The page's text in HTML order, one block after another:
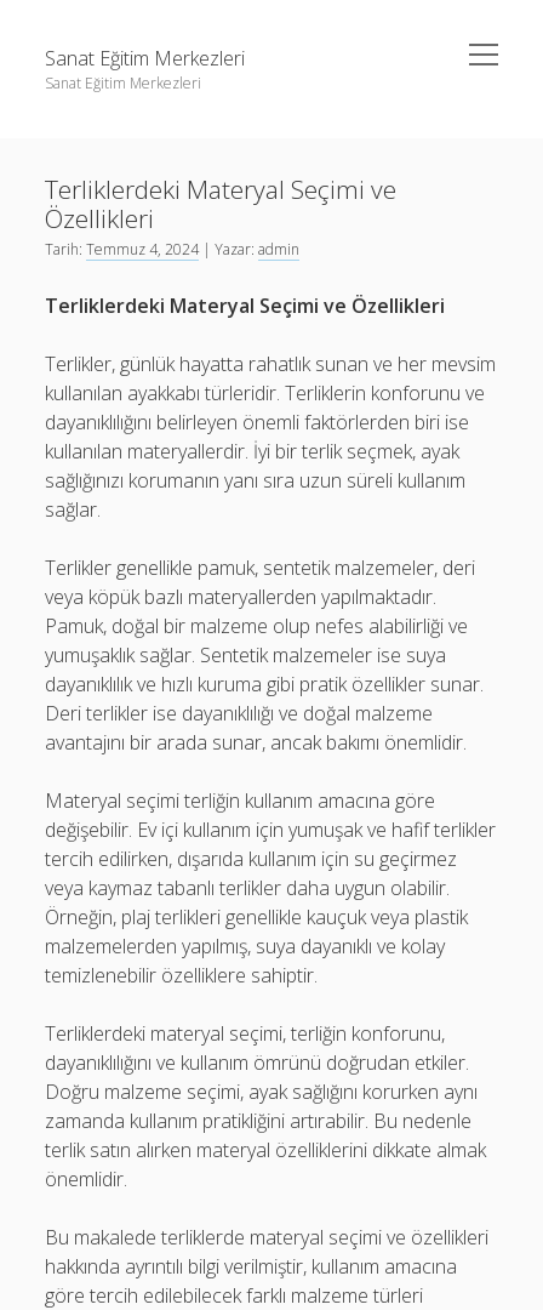
Sanat Eğitim Merkezleri
Sanat Eğitim Merkezleri
menüyü
aç
Sayfa Listesi
Youtube Abone Kasma Ücretsiz
Liste
Terliklerdeki Materyal Seçimi ve
Özellikleri
Tarih:Temmuz 4, 2024| Yazar:admin
Terliklerdeki Materyal Seçimi ve Özellikleri
Terlikler, günlük hayatta rahatlık sunan ve her mevsim
kullanılan ayakkabı türleridir. Terliklerin konforunu ve
dayanıklılığını belirleyen önemli faktörlerden biri ise
kullanılan materyallerdir. İyi bir terlik seçmek, ayak
sağlığınızı korumanın yanı sıra uzun süreli kullanım
sağlar.
Terlikler genellikle pamuk, sentetik malzemeler, deri
veya köpük bazlı materyallerden yapılmaktadır.
Pamuk, doğal bir malzeme olup nefes alabilirliği ve
yumuşaklık sağlar. Sentetik malzemeler ise suya
dayanıklılık ve hızlı kuruma gibi pratik özellikler sunar.
Deri terlikler ise dayanıklılığı ve doğal malzeme
avantajını bir arada sunar, ancak bakımı önemlidir.
Materyal seçimi terliğin kullanım amacına göre
değişebilir. Ev içi kullanım için yumuşak ve hafif terlikler
tercih edilirken, dışarıda kullanım için su geçirmez
veya kaymaz tabanlı terlikler daha uygun olabilir.
Örneğin, plaj terlikleri genellikle kauçuk veya plastik
malzemelerden yapılmış, suya dayanıklı ve kolay
temizlenebilir özelliklere sahiptir.
Terliklerdeki materyal seçimi, terliğin konforunu,
dayanıklılığını ve kullanım ömrünü doğrudan etkiler.
Doğru malzeme seçimi, ayak sağlığını korurken aynı
zamanda kullanım pratikliğini artırabilir. Bu nedenle
terlik satın alırken materyal özelliklerini dikkate almak
önemlidir.
Bu makalede terliklerde materyal seçimi ve özellikleri
hakkında ayrıntılı bilgi verilmiştir, kullanım amacına
göre tercih edilebilecek farklı malzeme türleri